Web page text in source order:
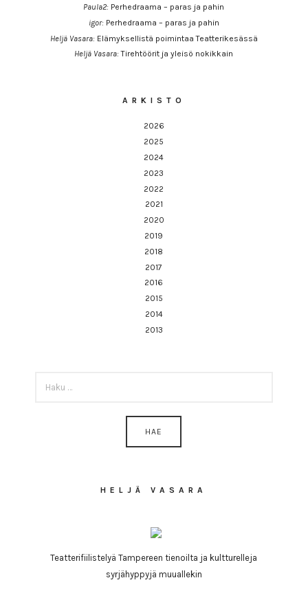
Paula2: Perhedraama – paras ja pahin
igor: Perhedraama – paras ja pahin
Heljä Vasara: Elämyksellistä poimintaa Teatterikesässä
Heljä Vasara:Tirehtöörit ja yleisö nokikkain
ARKISTO
2026
2025
2024
2023
2022
2021
2020
2019
2018
2017
2016
2015
2014
2013
HELJÄ VASARA
Teatterifiilistelyä Tampereen tienoilta ja kultturelleja
syrjähyppyjä muuallekin